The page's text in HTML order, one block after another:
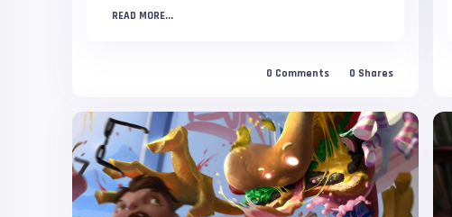
READ MORE...
0 Comments 0 Shares